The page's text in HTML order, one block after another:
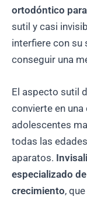
ortodóntico
sutil y casi
interfiere con su
conseguir una
El aspecto sutil
convierte en
adolescentes
todas las
aparatos.
especializado
crecimiento,